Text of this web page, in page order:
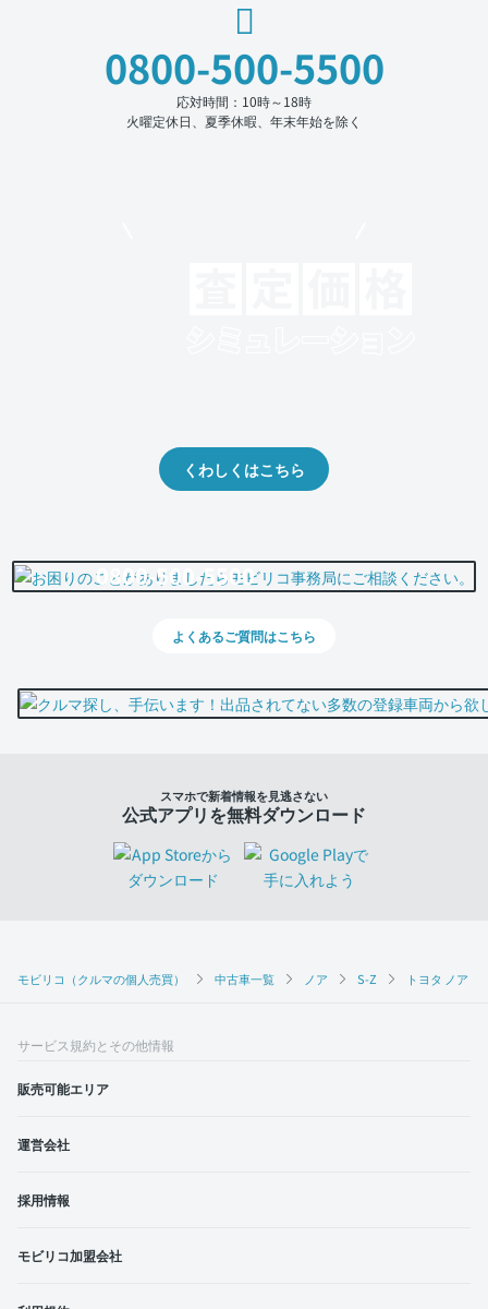
モビリコ（クルマの個人売買） 中古車一覧 ノア S-Z トヨタ ノア
0800-500-5500
応対時間：10時～18時
火曜定休日、夏季休暇、年末年始を除く
くわしくはこちら
0800-500-5500
よくあるご質問はこちら
スマホで新着情報を見逃さない
公式アプリを無料ダウンロード
サービス規約とその他情報
販売可能エリア
運営会社
採用情報
モビリコ加盟会社